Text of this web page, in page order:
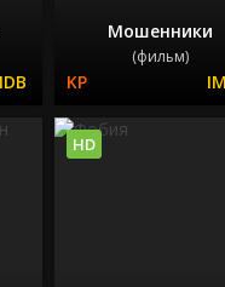
Мошенники
(фильм)
HD